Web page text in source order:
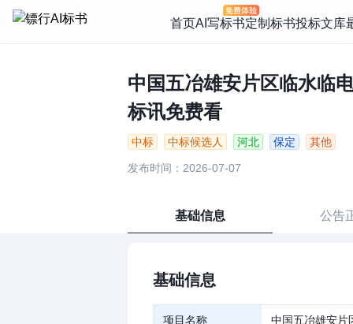
首页AI写标书定制标书投标文库
中国五冶雄安片区临水临
标讯免费看
中标 中标候选人 河北 保定 其他
发布时间：2026-07-07
基础信息 公告
基础信息
项目名称 中国五冶雄安片